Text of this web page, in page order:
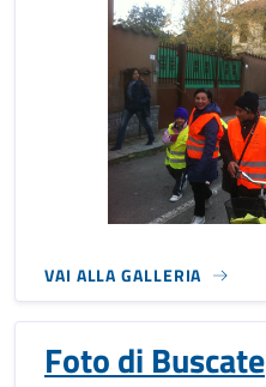
VAI ALLA GALLERIA
Foto di Buscate